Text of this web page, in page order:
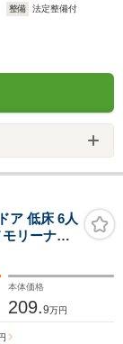
整備
法定整備付
ア 低床 6人
リーナビ
ア キーレ
ドライ
本体価格
209.9万円